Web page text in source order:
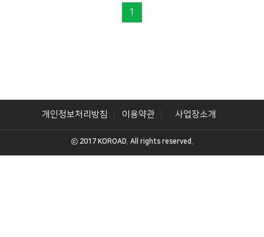
1
개인정보처리방침 이용약관 사업장소개
ⓒ 2017 KOROAD. All rights reserved.